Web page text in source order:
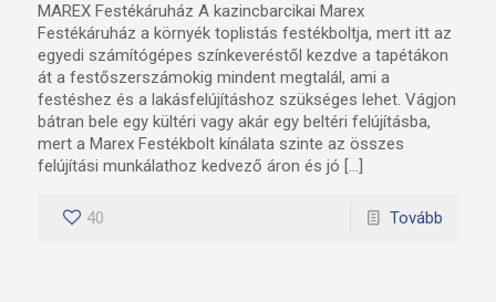
MAREX Festékáruház A kazincbarcikai Marex
Festékáruház a környék toplistás festékboltja, mert itt az
egyedi számítógépes színkeveréstől kezdve a tapétákon
át a festőszerszámokig mindent megtalál, ami a
festéshez és a lakásfelújításhoz szükséges lehet. Vágjon
bátran bele egy kültéri vagy akár egy beltéri felújításba,
mert a Marex Festékbolt kínálata szinte az összes
felújítási munkálathoz kedvező áron és jó […]
40 Tovább